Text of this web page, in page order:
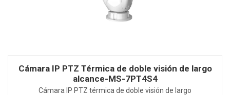
Cámara IP PTZ Térmica de doble visión de largo
alcance-MS-7PT4S4
Cámara IP PTZ térmica de doble visión de largo